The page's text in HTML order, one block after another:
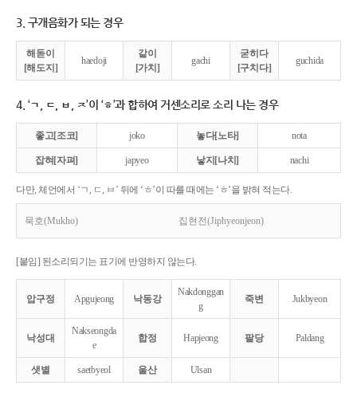
3. 구개음화가 되는 경우
해돋이
[해도지]
haedoji
같이
[가치]
gachi
굳히다
[구치다]
guchida
4. ‘ㄱ, ㄷ, ㅂ, ㅈ’이 ‘ㅎ’과 합하여 거센소리로 소리 나는 경우
좋고[조코] joko 놓다[노타] nota
잡혀[자펴] japyeo 낳지[나치] nachi
다만, 체언에서 ‘ㄱ, ㄷ, ㅂ’ 뒤에 ‘ㅎ’이 따를 때에는 ‘ㅎ’을 밝혀 적는다.
묵호(Mukho) 집현전(Jiphyeonjeon)
[붙임] 된소리되기는 표기에 반영하지 않는다.
압구정 Apgujeong 낙동강
Nakdonggan
g
죽변 Jukbyeon
낙성대
Nakseongda
e
합정 Hapjeong 팔당 Paldang
샛별 saetbyeol 울산 Ulsan